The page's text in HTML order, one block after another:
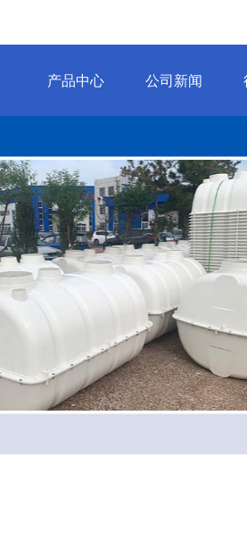
产品中心 公司新闻